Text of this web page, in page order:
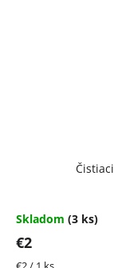
Skladom (3 ks)
€2
Jednotková